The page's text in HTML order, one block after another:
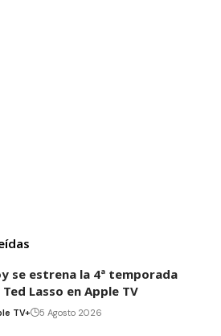
se estrena la 4ª temporada
Ted Lasso en Apple TV
TV+ 5 Agosto 2026